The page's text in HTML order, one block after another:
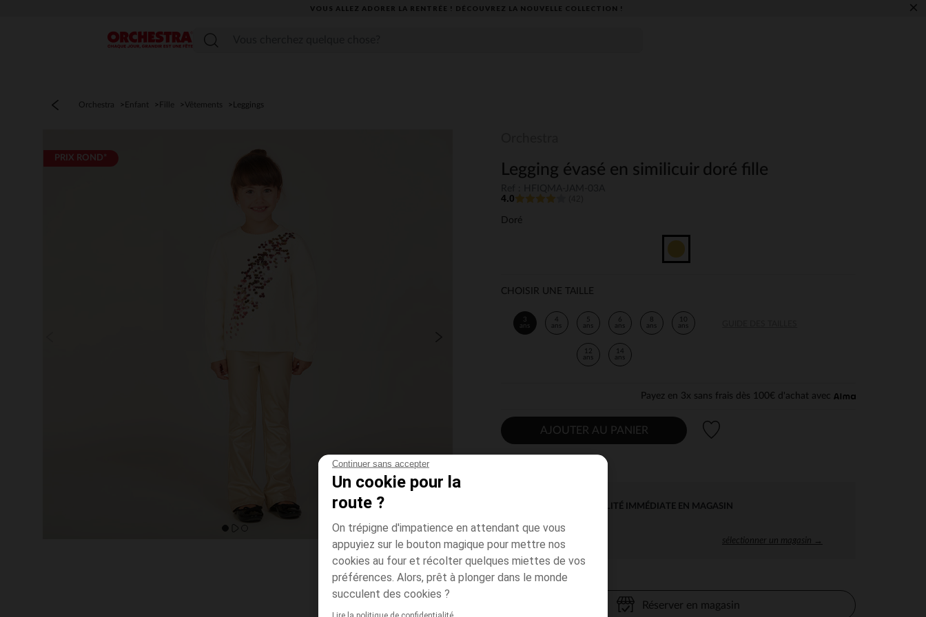
Continuer sans accepter
Un cookie pour la
route ?
On trépigne d'impatience en attendant que vous
appuyiez sur le bouton magique pour mettre nos
cookies au four et récolter quelques miettes de vos
préférences. Alors, prêt à plonger dans le monde
succulent des cookies ?
VOUS ALLEZ ADORER LA RENTRÉE ! DÉCOUVREZ LA NOUVELLE COLLECTION ! ×
Menu
Orchestra Enfant Fille Vêtements Leggings
PRIX ROND*
Legging évasé en similicuir doré fille
4.0
Doré
CHOISIR UNE TAILLE
3
ans
4
ans
5
ans
6
ans
8
ans
10
ans
12
ans
14
ans
Payez en 3x sans frais dès 100€ d'achat avec
AJOUTER AU PANIER
DISPONIBILITÉ IMMÉDIATE EN MAGASIN
sélectionner un magasin →
Réserver en magasin